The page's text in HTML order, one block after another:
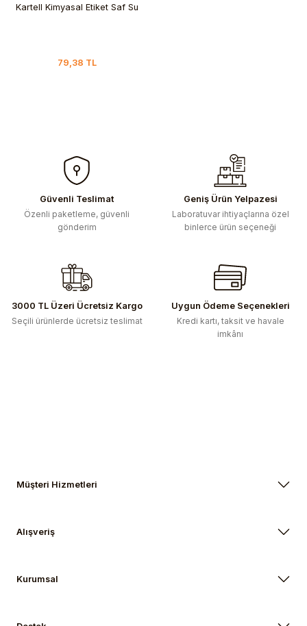
Kartell Kimyasal Etiket Saf Su
79,38 TL
Güvenli Teslimat
Özenli paketleme, güvenli
gönderim
Geniş Ürün Yelpazesi
Laboratuvar ihtiyaçlarına özel
binlerce ürün seçeneği
3000 TL Üzeri Ücretsiz Kargo
Seçili ürünlerde ücretsiz teslimat
Uygun Ödeme Seçenekleri
Kredi kartı, taksit ve havale
imkânı
Müşteri Hizmetleri
Alışveriş
Kurumsal